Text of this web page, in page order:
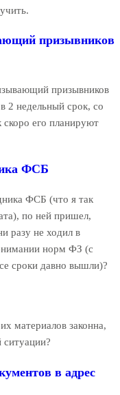
призывников
призывников
2 недельный срок, со
скоро его планируют
ФСБ
ФСБ (что я так
по ней пришел,
разу не ходил в
норм ФЗ (с
сроки давно вышли)?
материалов законна,
в адрес